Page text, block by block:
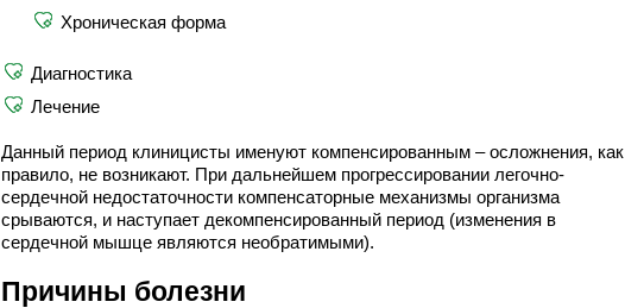
Хроническая форма
Диагностика
Лечение
Данный период клиницисты именуют компенсированным – осложнения, как
правило, не возникают. При дальнейшем прогрессировании легочно-
сердечной недостаточности компенсаторные механизмы организма
срываются, и наступает декомпенсированный период (изменения в
сердечной мышце являются необратимыми).
Причины болезни